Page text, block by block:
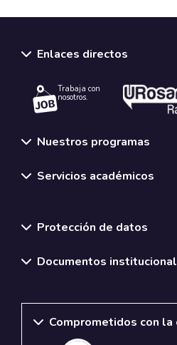
Enlaces directos
Trabaja con
nosotros.
Nuestros programas
Servicios académicos
Protección de datos
Documentos
Comprometidos con la